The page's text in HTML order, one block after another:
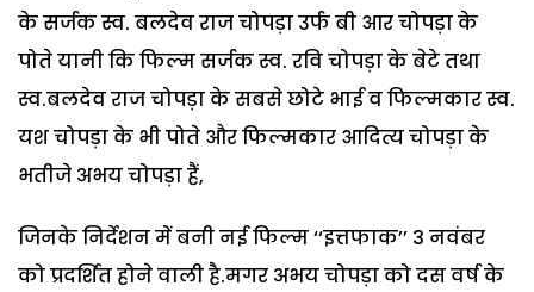
के सर्जक स्व. बलदेव राज चोपड़ा उर्फ बी आर चोपड़ा के
पोते यानी कि फिल्म सर्जक स्व. रवि चोपड़ा के बेटे तथा
स्व.बलदेव राज चोपड़ा के सबसे छोटे भाई व फिल्मकार स्व.
यश चोपड़ा के भी पोते और फिल्मकार आदित्य चोपड़ा के
भतीजे अभय चोपड़ा हैं,
जिनके निर्देशन में बनी नई फिल्म ‘‘इत्तफाक’’ 3 नवंबर
को प्रदर्शित होने वाली है.मगर अभय चोपड़ा को दस वर्ष के